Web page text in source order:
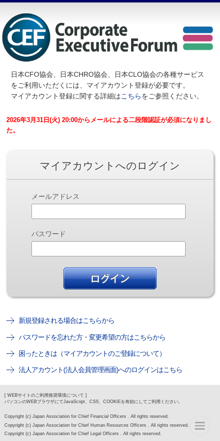
日本CFO協会、日本CHRO協会、日本CLO協会の各種サービス
をご利用いただくには、マイアカウント登録が必要です。
マイアカウント登録に関する詳細はこちらをご参照ください。
2026年3月31日(火) 20:00からメールによる二段階認証が必須になりまし
た。
マイアカウントへのログイン
メールアドレス
パスワード
新規登録される場合はこちらから
パスワードを忘れた方・変更希望の方はこちらから
困ったときは（マイアカウントのご登録について）
法人アカウント(法人会員管理画面)へのログインはこちら
[ WEBサイトのご利用推奨環境について ]
パソコンのWEBブラウザにてJavaScript、CSS、COOKIEを有効にしてご利用ください。
Copyright (c) Japan Association for Chief Financial Officers . All rights reserved.
Copyright (c) Japan Association for Chief Human Resources Officers . All rights reserved.
Copyright (c) Japan Association for Chief Legal Officers . All rights reserved.